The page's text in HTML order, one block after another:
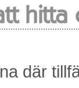
hitta
där